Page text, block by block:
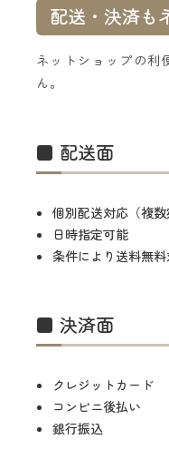
配送・決済も
ネットショップの利
ん。
■ 配送面
個別配送対応（複数
日時指定可能
条件により送料無
■ 決済面
クレジットカード
コンビニ後払い
銀行振込